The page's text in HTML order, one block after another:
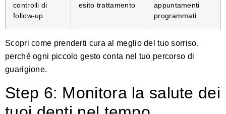
controlli di
follow-up
esito trattamento
appuntamenti
programmati
Scopri come prenderti cura al meglio del tuo sorriso,
perché ogni piccolo gesto conta nel tuo percorso di
guarigione.
Step 6: Monitora la salute dei